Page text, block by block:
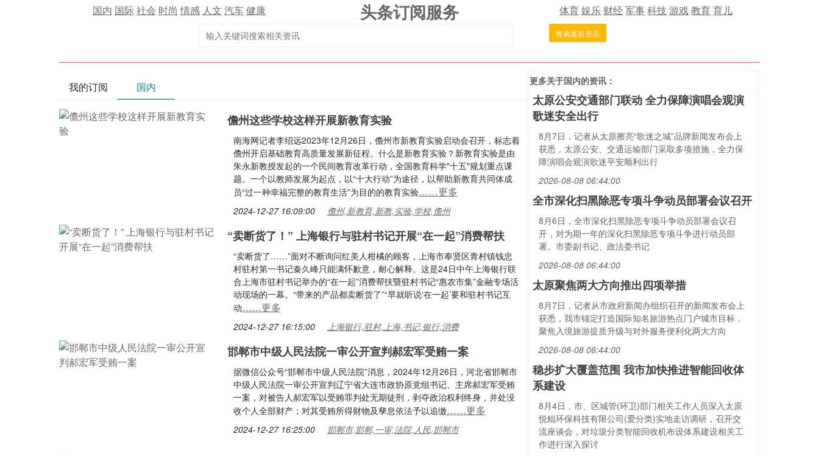
国内 国际社会 时尚 情感 人文 汽车健康 头条订阅服务 体育娱乐 财经军事科技游戏教育育儿
搜索最新资讯
我的订阅 国内
儋州这些学校这样开展新教育实验
南海网记者李绍远2023年12月26日，儋州市新教育实验启动会召开，标志着
儋州开启基础教育高质量发展新征程。什么是新教育实验？新教育实验是由
朱永新教授发起的一个民间教育改革行动，全国教育科学"十五"规划重点课
题。一个以教师发展为起点，以“十大行动”为途径，以帮助新教育共同体成
员“过一种幸福完整的教育生活”为目的的教育实验……更多
2024-12-27 16:09:00 儋州,新教育,新教,实验,学校,儋州
“卖断货了！” 上海银行与驻村书记开展“在一起”消费帮扶
“卖断货了……”面对不断询问红美人柑橘的顾客，上海市奉贤区青村镇钱忠
村驻村第一书记秦久峰只能满怀歉意，耐心解释。这是24日中午上海银行联
合上海市驻村书记举办的“在一起”消费帮扶暨驻村书记“惠农市集”金融专场活
动现场的一幕。“带来的产品都卖断货了”“早就听说‘在一起’要和驻村书记互
动……更多
2024-12-27 16:15:00 上海银行,驻村,上海,书记,银行,消费
邯郸市中级人民法院一审公开宣判郝宏军受贿一案
据微信公众号“邯郸市中级人民法院”消息，2024年12月26日，河北省邯郸市
中级人民法院一审公开宣判辽宁省大连市政协原党组书记、主席郝宏军受贿
一案，对被告人郝宏军以受贿罪判处无期徒刑，剥夺政治权利终身，并处没
收个人全部财产；对其受贿所得财物及孳息依法予以追缴……更多
2024-12-27 16:25:00 邯郸市,邯郸,一审,法院,人民,邯郸市
更多关于国内的资讯：
太原公安交通部门联动 全力保障演唱会观演
歌迷安全出行
8月7日，记者从太原擦亮“歌迷之城”品牌新闻发布会上
获悉，太原公安、交通运输部门采取多项措施，全力保
障演唱会观演歌迷平安顺利出行
2026-08-08 06:44:00
全市深化扫黑除恶专项斗争动员部署会议召开
8月6日，全市深化扫黑除恶专项斗争动员部署会议召
开，对为期一年的深化扫黑除恶专项斗争进行动员部
署。市委副书记、政法委书记
2026-08-08 06:44:00
太原聚焦两大方向推出四项举措
8月7日，记者从市政府新闻办组织召开的新闻发布会上
获悉，我市锚定打造国际知名旅游热点门户城市目标，
聚焦入境旅游提质升级与对外服务便利化两大方向
2026-08-08 06:44:00
稳步扩大覆盖范围 我市加快推进智能回收体
系建设
8月4日，市、区城管(环卫)部门相关工作人员深入太原
悦鲲环保科技有限公司(爱分类)实地走访调研，召开交
流座谈会，对垃圾分类智能回收机布设体系建设相关工
作进行深入探讨